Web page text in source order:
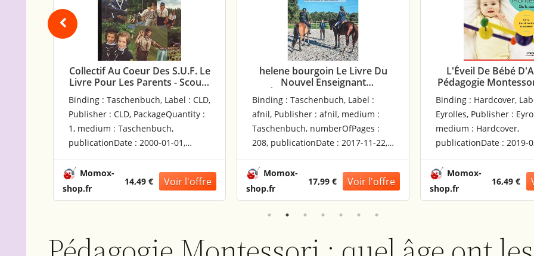
Au Coeur Des S.U.F. Le
Pour Les Parents - Scouts
De France - Numero
Special De Reflexion Et
Pedagogie.
: Taschenbuch, Label : CLD,
: CLD, PackageQuantity :
: Taschenbuch,
: 2000-01-01,
14,49 €
helene bourgoin Le Livre Du
Nouvel Enseignant
D'Équitation: Une Pédagogie
Durable Au Service Des
Cavaliers Et Des Chevaux
Binding : Taschenbuch, Label :
afnil, Publisher : afnil, medium :
Taschenbuch, numberOfPages :
208, publicationDate : 2017-11-22,
295623420X
Momox-
shop.fr
17,99 €
L'Éveil De Bébé D'Après La
Pédagogie Montessori : Dès La
Naissance : Livre, Jeux De
Cartes, Paravent Et Mobiles À
Fabriquer
Binding : Hardcover, Label :
Eyrolles, Publisher : Eyrolles,
medium : Hardcover,
publicationDate : 2019-02-28, ISBN
Momox-
shop.fr
16,49 €